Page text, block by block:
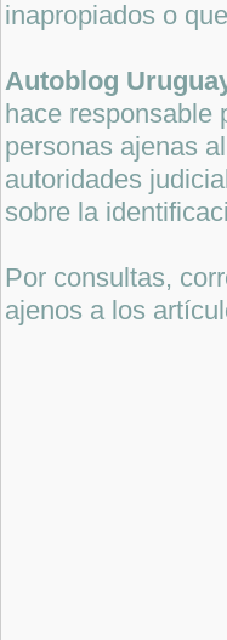
inapropiados o
Autoblog
hace responsable
personas ajenas
autoridades
sobre la
Por consultas,
ajenos a los